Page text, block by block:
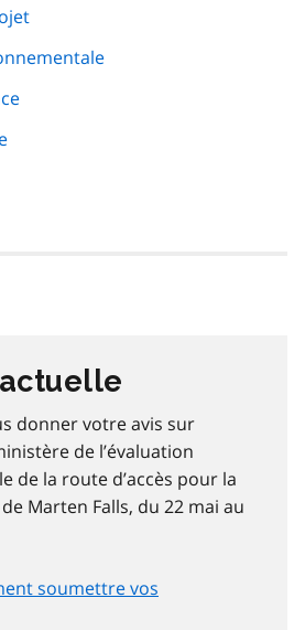
donner votre avis sur
de l’évaluation
de la route d’accès pour la
Marten Falls, du 22 mai au
soumettre vos